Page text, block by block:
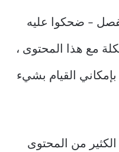
– ضحكوا عليه
مع هذا المحتوى ،
القيام بشيء
يمكن أن يعرض لك YouTube الكثير من المحتوى